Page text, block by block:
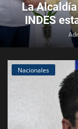
Locales
En Vivo
Fotos
Eventos
La
INDES
Nacionales